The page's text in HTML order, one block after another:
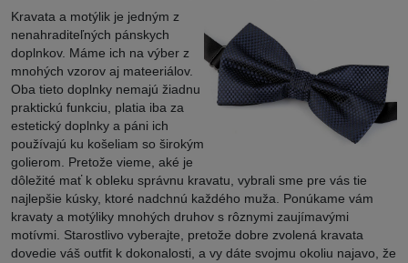
Kravata a motýlik je jedným z
nenahraditeľných pánskych
doplnkov. Máme ich na výber z
mnohých vzorov aj mateeriálov.
Oba tieto doplnky nemajú žiadnu
praktickú funkciu, platia iba za
estetický doplnky a páni ich
používajú ku košeliam so širokým
golierom. Pretože vieme, aké je
dôležité mať k obleku správnu kravatu, vybrali sme pre vás tie
najlepšie kúsky, ktoré nadchnú každého muža. Ponúkame vám
kravaty a motýliky mnohých druhov s rôznymi zaujímavými
motívmi. Starostlivo vyberajte, pretože dobre zvolená kravata
dovedie váš outfit k dokonalosti, a vy dáte svojmu okoliu najavo, že